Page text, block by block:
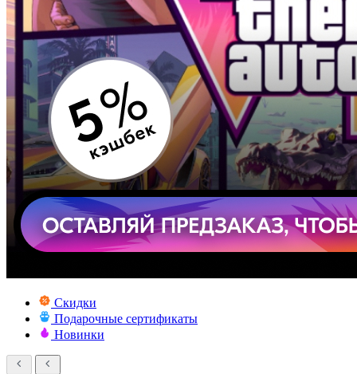
Скидки
Подарочные сертификаты
Новинки